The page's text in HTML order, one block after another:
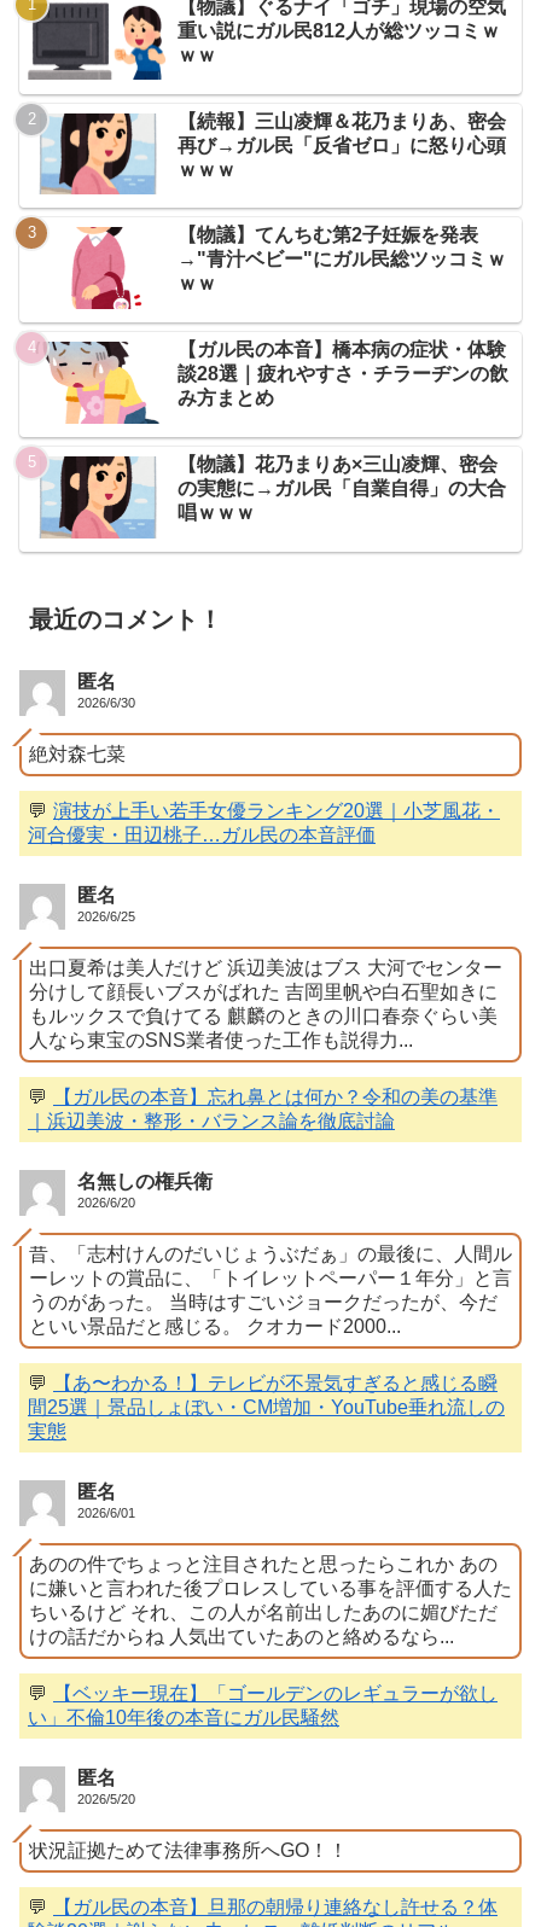
【物議】ぐるナイ「ゴチ」現場の空気
重い説にガル民812人が総ツッコミｗ
ｗｗ
【続報】三山凌輝＆花乃まりあ、密会
再び→ガル民「反省ゼロ」に怒り心頭
ｗｗｗ
【物議】てんちむ第2子妊娠を発表
→"青汁ベビー"にガル民総ツッコミｗ
ｗｗ
【ガル民の本音】橋本病の症状・体験
談28選｜疲れやすさ・チラーヂンの飲
み方まとめ
【物議】花乃まりあ×三山凌輝、密会
の実態に→ガル民「自業自得」の大合
唱ｗｗｗ
最近のコメント！
匿名
2026/6/30
絶対森七菜
💬 演技が上手い若手女優ランキング20選｜小芝風花・
河合優実・田辺桃子…ガル民の本音評価
匿名
2026/6/25
出口夏希は美人だけど 浜辺美波はブス 大河でセンター
分けして顔長いブスがばれた 吉岡里帆や白石聖如きに
もルックスで負けてる 麒麟のときの川口春奈ぐらい美
人なら東宝のSNS業者使った工作も説得力...
💬
【ガル民の本音】忘れ鼻とは何か？令和の美の基準
｜浜辺美波・整形・バランス論を徹底討論
名無しの権兵衛
2026/6/20
昔、「志村けんのだいじょうぶだぁ」の最後に、人間ル
ーレットの賞品に、「トイレットペーパー１年分」と言
うのがあった。 当時はすごいジョークだったが、今だ
といい景品だと感じる。 クオカード2000...
💬
【あ〜わかる！】テレビが不景気すぎると感じる瞬
間25選｜景品しょぼい・CM増加・YouTube垂れ流しの
実態
匿名
2026/6/01
あのの件でちょっと注目されたと思ったらこれか あの
に嫌いと言われた後プロレスしている事を評価する人た
ちいるけど それ、この人が名前出したあのに媚びただ
けの話だからね 人気出ていたあのと絡めるなら...
💬
【ベッキー現在】「ゴールデンのレギュラーが欲し
い」不倫10年後の本音にガル民騒然
匿名
2026/5/20
状況証拠ためて法律事務所へGO！！
💬
【ガル民の本音】旦那の朝帰り連絡なし許せる？体